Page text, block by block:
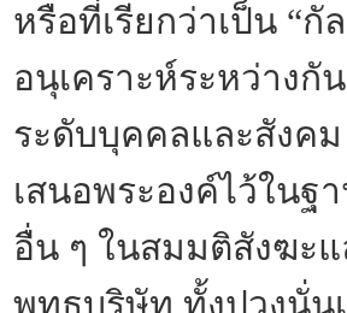
หรือที่เรียกว่าเป็น “กั
อนุเคราะห์ระหว่าง
ระดับบุคคลและสังค
เสนอพระองค์ไว้ใน
อื่น ๆ ในสมมติสังฆะ
พุทธบริษัท ทั้งปวงนั่น